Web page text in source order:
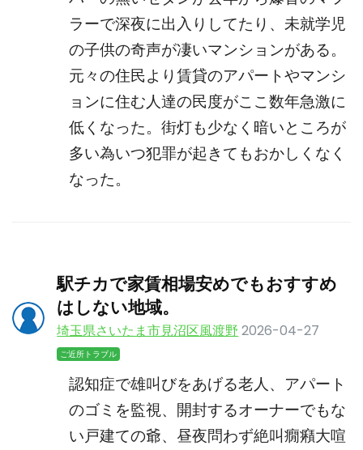
ラーで深夜に出入りしてたり、未就学児
の子供の奇声が凄いマンションがある。
元々の住民より賃貸のアパートやマンシ
ョンに住む人達の民度がここ数年急激に
低くなった。街灯も少なく暗いところが
多い為いつ犯罪が起きてもおかしくなく
なった。
駅チカで家賃相場安めでもおすすめ
はしない地域。
埼玉県さいたま市見沼区風渡野 2026-04-27
ご近所トラブル
認知症で雄叫びをあげる老人、アパート
のゴミを監視、開封するオーナーでもな
い戸建ての爺、昼夜問わず絶叫癇癪大喧